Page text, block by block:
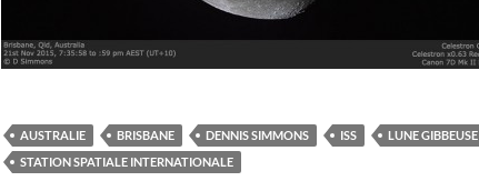
AUSTRALIE BRISBANE DENNIS SIMMONS ISS
LUNE GIBBEUSE
STATION SPATIALE INTERNATIONALE